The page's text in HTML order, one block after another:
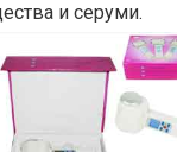
и серуми.